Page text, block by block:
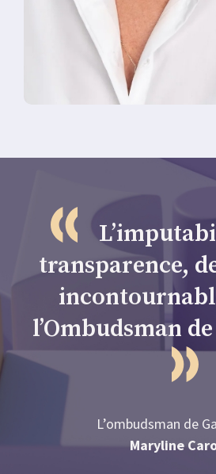
transparence,
l’Ombudsman
L’ombudsman de
Maryline